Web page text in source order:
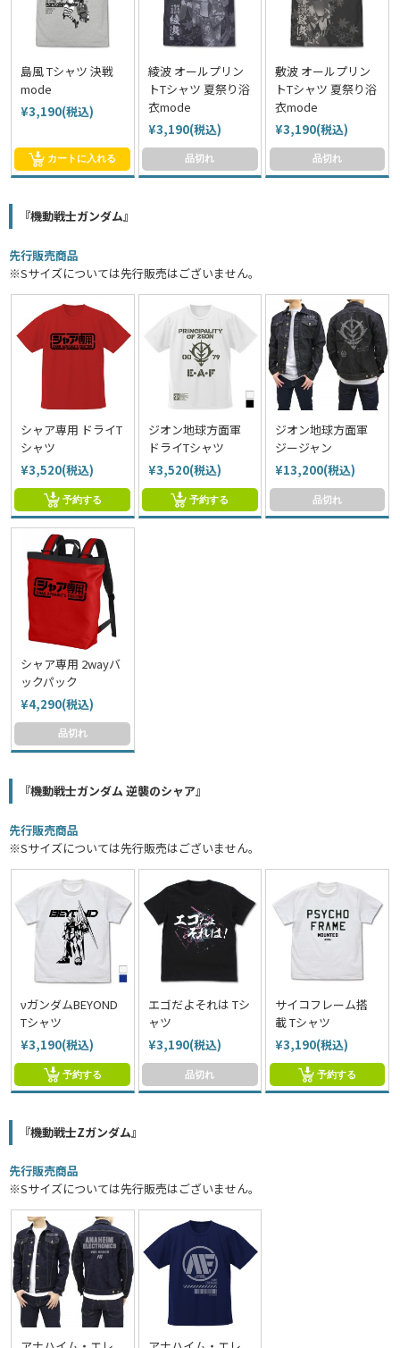
島風 Tシャツ 決戦
mode
¥3,190(税込)
カートに入れる
綾波 オールプリン
トTシャツ 夏祭り浴
衣mode
¥3,190(税込)
品切れ
敷波 オールプリン
トTシャツ 夏祭り浴
衣mode
¥3,190(税込)
品切れ
『機動戦士ガンダム』
先行販売商品
※Sサイズについては先行販売はございません。
シャア専用 ドライT
シャツ
¥3,520(税込)
予約する
ジオン地球方面軍
ドライTシャツ
¥3,520(税込)
予約する
ジオン地球方面軍
ジージャン
¥13,200(税込)
品切れ
シャア専用 2wayバ
ックパック
¥4,290(税込)
品切れ
『機動戦士ガンダム 逆襲のシャア』
先行販売商品
※Sサイズについては先行販売はございません。
νガンダムBEYOND
Tシャツ
¥3,190(税込)
予約する
エゴだよそれは Tシ
ャツ
¥3,190(税込)
品切れ
サイコフレーム搭
載 Tシャツ
¥3,190(税込)
予約する
『機動戦士Zガンダム』
先行販売商品
※Sサイズについては先行販売はございません。